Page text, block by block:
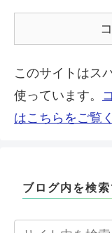
このサイトはス
使っています。
はこちらをご覧
ブログ内を検索